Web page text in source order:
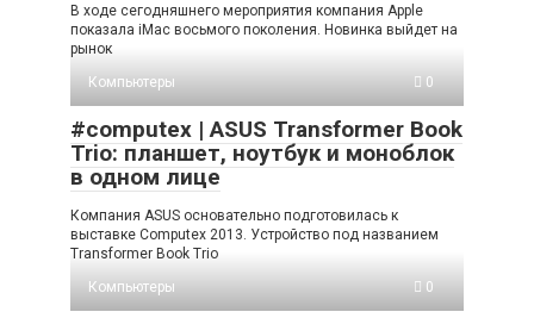
В ходе сегодняшнего мероприятия компания Apple
показала iMac восьмого поколения. Новинка выйдет на
рынок
Компьютеры
0
#computex | ASUS Transformer Book
Trio: планшет, ноутбук и моноблок
в одном лице
Компания ASUS основательно подготовилась к
выставке Computex 2013. Устройство под названием
Transformer Book Trio
Компьютеры
0